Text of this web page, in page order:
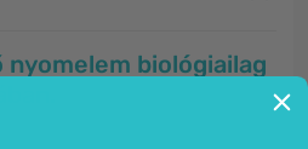
nyomelem biológiailag